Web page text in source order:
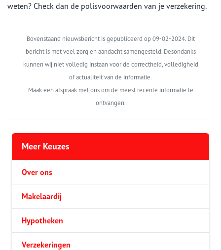
weten? Check dan de polisvoorwaarden van je verzekering.
Bovenstaand nieuwsbericht is gepubliceerd op 09-02-2024. Dit
bericht is met veel zorg en aandacht samengesteld. Desondanks
kunnen wij niet volledig instaan voor de correctheid, volledigheid
of actualiteit van de informatie.
Maak een afspraak met ons om de meest recente informatie te
ontvangen.
Meer Keuzes
Over ons
Makelaardij
Hypotheken
Verzekeringen